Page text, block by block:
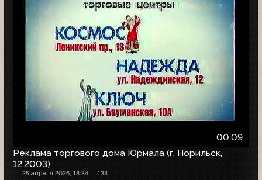
00:09
Реклама торгового дома Юрмала (г. Норильск,
12.2003)
25 апреля 2026, 18:34 133